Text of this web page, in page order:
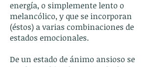
energía, o simplemente lento o
melancólico, y que se incorporan
(éstos) a varias combinaciones de
estados emocionales.
De un estado de ánimo ansioso se